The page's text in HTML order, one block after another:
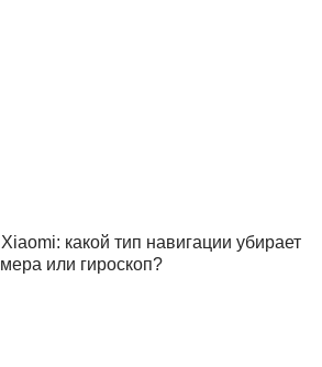
какой тип навигации убирает
или гироскоп?